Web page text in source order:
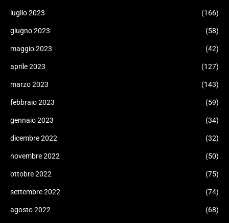
luglio 2023 (166)
giugno 2023 (58)
maggio 2023 (42)
aprile 2023 (127)
marzo 2023 (143)
febbraio 2023 (59)
gennaio 2023 (34)
dicembre 2022 (32)
novembre 2022 (50)
ottobre 2022 (75)
settembre 2022 (74)
agosto 2022 (68)